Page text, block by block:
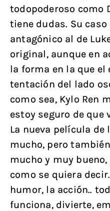
todopoderoso como
tiene dudas. Su
antagónico al de
original, aunque en
la forma en la que el
tentación del lado
como sea, Kylo Ren
estoy seguro de que
La nueva película de
mucho, pero
mucho y muy
como se quiera
humor, la acción..
funciona, divierte,